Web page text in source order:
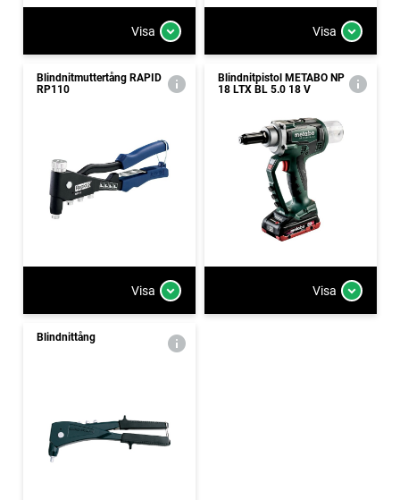
Visa Visa
Blindnitmuttertång RAPID
RP110
Visa
Blindnitpistol METABO NP
18 LTX BL 5.0 18 V
Visa
Blindnittång